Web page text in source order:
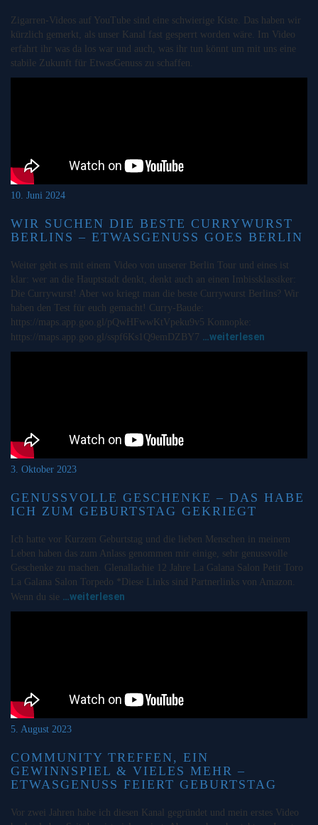
Zigarren-Videos auf YouTube sind eine schwierige Kiste. Das haben wir
kürzlich gemerkt, als unser Kanal fast gesperrt worden wäre. Im Video
erfahrt ihr was da los war und auch, was ihr tun könnt um mit uns eine
stabile Zukunft für EtwasGenuss zu schaffen.
10. Juni 2024
WIR SUCHEN DIE BESTE CURRYWURST
BERLINS – ETWASGENUSS GOES BERLIN
Weiter geht es mit einem Video von unserer Berlin Tour und eines ist
klar: wer an die Hauptstadt denkt, denkt auch an einen Imbissklassiker:
Die Currywurst! Aber wo kriegt man die beste Currywurst Berlins? Wir
haben den Test für euch gemacht! Curry-Baude:
https://maps.app.goo.gl/pQwHFwwKtVpeku9v5 Konnopke:
https://maps.app.goo.gl/sspf6Ks1Q9emDZBY7 …weiterlesen
3. Oktober 2023
GENUSSVOLLE GESCHENKE – DAS HABE
ICH ZUM GEBURTSTAG GEKRIEGT
Ich hatte vor Kurzem Geburtstag und die lieben Menschen in meinem
Leben haben das zum Anlass genommen mir einige, sehr genussvolle
Geschenke zu machen. Glenallachie 12 Jahre La Galana Salon Petit Toro
La Galana Salon Torpedo *Diese Links sind Partnerlinks von Amazon.
Wenn du sie …weiterlesen
5. August 2023
COMMUNITY TREFFEN, EIN
GEWINNSPIEL & VIELES MEHR –
ETWASGENUSS FEIERT GEBURTSTAG
Vor zwei Jahren habe ich diesen Kanal gegründet und mein erstes Video